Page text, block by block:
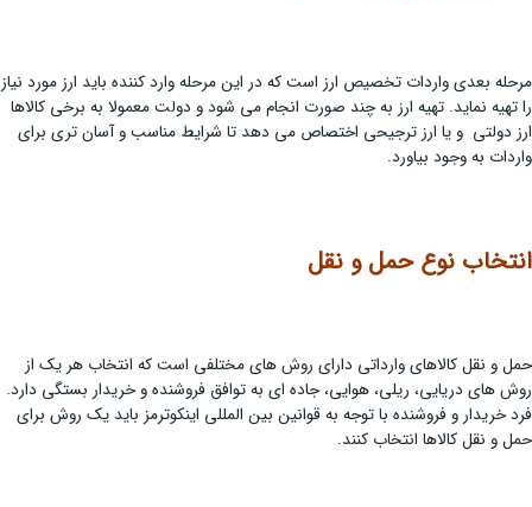
مرحله بعدی واردات تخصیص ارز است که در این مرحله وارد کننده باید ارز مورد نیاز
را تهیه نماید. تهیه ارز به چند صورت انجام می شود و دولت معمولا به برخی کالاها
ارز دولتی و یا ارز ترجیحی اختصاص می دهد تا شرایط مناسب و آسان تری برای
واردات به وجود بیاورد.
انتخاب نوع حمل و نقل
حمل و نقل کالاهای وارداتی دارای روش های مختلفی است که انتخاب هر یک از
روش های دریایی، ریلی، هوایی، جاده ای به توافق فروشنده و خریدار بستگی دارد.
فرد خریدار و فروشنده با توجه به قوانین بین المللی اینکوترمز باید یک روش برای
حمل و نقل کالاها انتخاب کنند.